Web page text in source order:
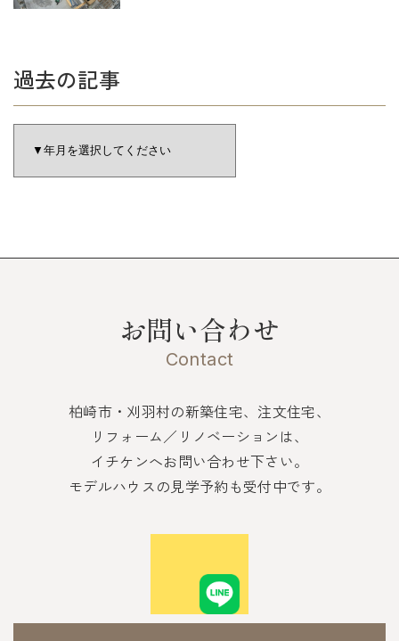
過去の記事
お問い合わせ
Contact
柏崎市・刈羽村の新築住宅、注文住宅、
リフォーム／リノベーションは、
イチケンへお問い合わせ下さい。
モデルハウスの見学予約も受付中です。